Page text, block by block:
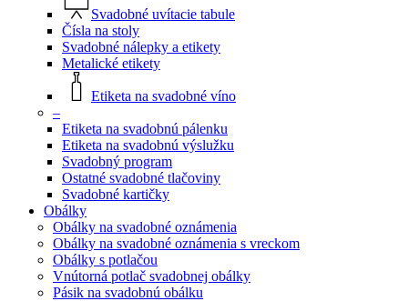
Svadobné uvítacie tabule
Čísla na stoly
Svadobné nálepky a etikety
Metalické etikety
Etiketa na svadobné víno
–
Etiketa na svadobnú pálenku
Etiketa na svadobnú výslužku
Svadobný program
Ostatné svadobné tlačoviny
Svadobné kartičky
Obálky
Obálky na svadobné oznámenia
Obálky na svadobné oznámenia s vreckom
Obálky s potlačou
Vnútorná potlač svadobnej obálky
Pásik na svadobnú obálku